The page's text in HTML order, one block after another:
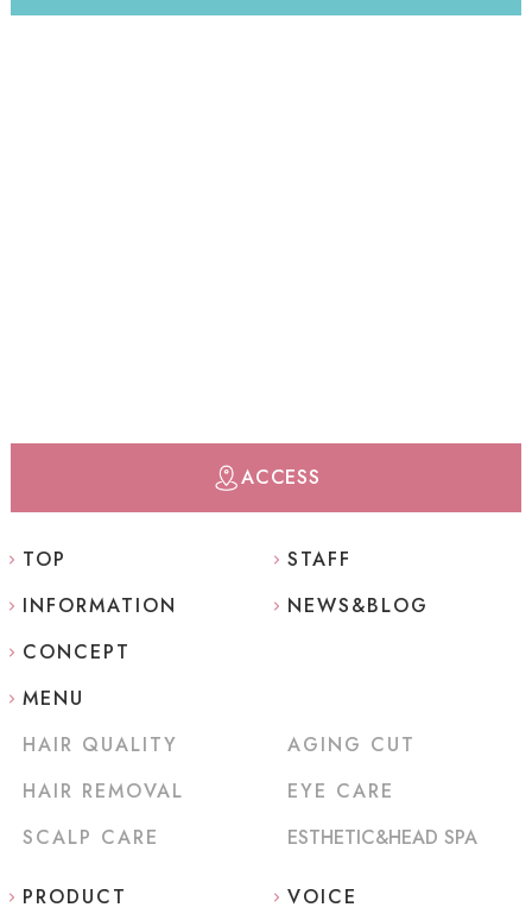
ACCESS
TOP
INFORMATION
CONCEPT
STAFF
NEWS&BLOG
MENU
HAIR QUALITY
HAIR REMOVAL
SCALP CARE
AGING CUT
EYE CARE
ESTHETIC&HEAD SPA
PRODUCT VOICE